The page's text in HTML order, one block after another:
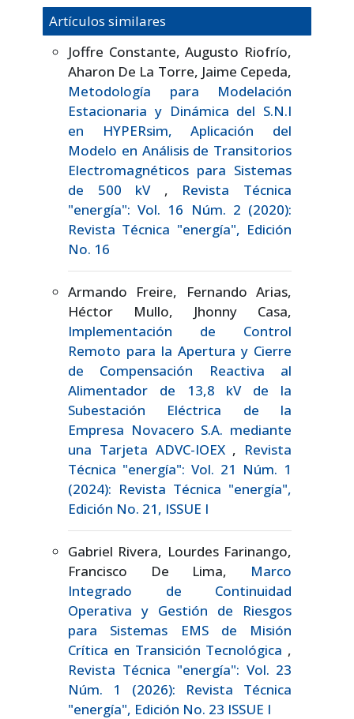
Artículos similares
Joffre Constante, Augusto Riofrío,
Aharon De La Torre, Jaime Cepeda,
Metodología para Modelación
Estacionaria y Dinámica del S.N.I
en HYPERsim, Aplicación del
Modelo en Análisis de Transitorios
Electromagnéticos para Sistemas
de 500 kV , Revista Técnica
"energía": Vol. 16 Núm. 2 (2020):
Revista Técnica "energía", Edición
No. 16
Armando Freire, Fernando Arias,
Héctor Mullo, Jhonny Casa,
Implementación de Control
Remoto para la Apertura y Cierre
de Compensación Reactiva al
Alimentador de 13,8 kV de la
Subestación Eléctrica de la
Empresa Novacero S.A. mediante
una Tarjeta ADVC-IOEX , Revista
Técnica "energía": Vol. 21 Núm. 1
(2024): Revista Técnica "energía",
Edición No. 21, ISSUE I
Gabriel Rivera, Lourdes Farinango,
Francisco De Lima, Marco
Integrado de Continuidad
Operativa y Gestión de Riesgos
para Sistemas EMS de Misión
Crítica en Transición Tecnológica ,
Revista Técnica "energía": Vol. 23
Núm. 1 (2026): Revista Técnica
"energía", Edición No. 23 ISSUE I